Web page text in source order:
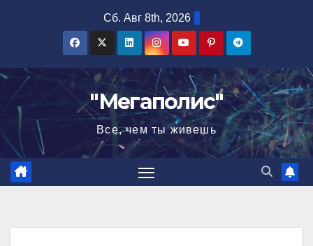
Сб. Авг 8th, 2026
"Мегаполис"
Все, чем ты живешь